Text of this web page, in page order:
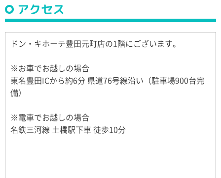
アクセス
ドン・キホーテ豊田元町店の1階にございます。
※お車でお越しの場合
東名豊田ICから約6分 県道76号線沿い（駐車場900台完
備）
※電車でお越しの場合
名鉄三河線 土橋駅下車 徒歩10分